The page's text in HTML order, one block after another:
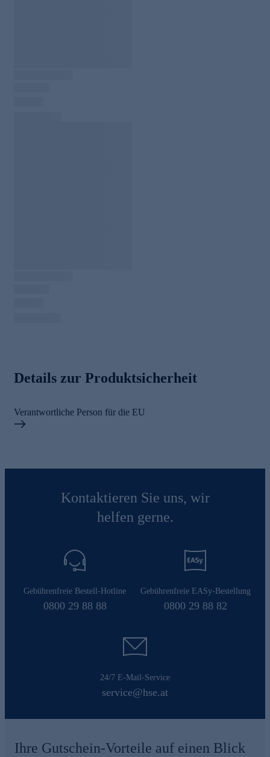
Details zur Produktsicherheit
Verantwortliche Person für die EU
Kontaktieren Sie uns, wir
helfen gerne.
Gebührenfreie Bestell-Hotline
0800 29 88 88
Gebührenfreie EASy-Bestellung
0800 29 88 82
24/7 E-Mail-Service
service@hse.at
Ihre Gutschein-Vorteile auf einen Blick